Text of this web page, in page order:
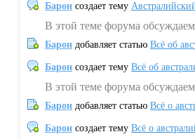
Барон создает тему
В этой теме форума
Барон добавляет статью Всё об
Барон создает тему Всё об
В этой теме форума
Барон добавляет статью Всё о
Барон создает тему Всё о